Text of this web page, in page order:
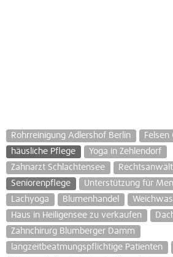
Rohrreinigung Adlershof Berlin
Felsen
häusliche Pflege
Yoga in Zehlendorf
Zahnarzt Schlachtensee
Seniorenpflege
Unterstützung für
Lachyoga
Blumenhandel
Haus in Heiligensee zu verkaufen
Zahnchirurg Blumberger Damm
langzeitbeatmungspflichtige Patienten